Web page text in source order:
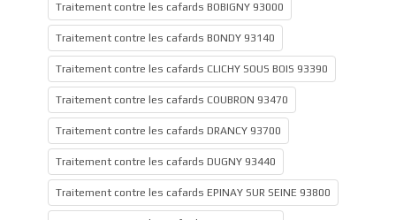
Traitement contre les cafards BOBIGNY 93000
Traitement contre les cafards BONDY 93140
Traitement contre les cafards CLICHY SOUS BOIS 93390
Traitement contre les cafards COUBRON 93470
Traitement contre les cafards DRANCY 93700
Traitement contre les cafards DUGNY 93440
Traitement contre les cafards EPINAY SUR SEINE 93800